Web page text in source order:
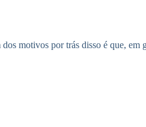
motivos por trás disso é que,